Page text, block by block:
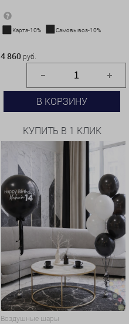
Карта-10% Самовывоз-10%
4 860 руб.
В КОРЗИНУ
КУПИТЬ В 1 КЛИК
Воздушные шары